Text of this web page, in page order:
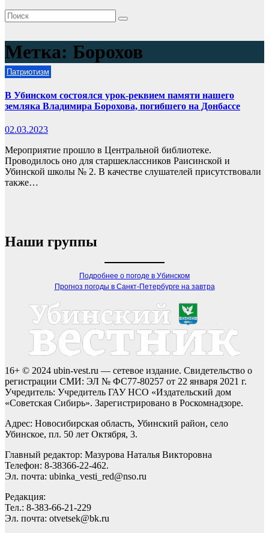
Метка: Борохов
Патриотизм
В Убинском состоялся урок-реквием памяти нашего
земляка Владимира Борохова, погибшего на Донбассе
02.03.2023
Мероприятие прошло в Центральной библиотеке.
Проводилось оно для старшеклассников Раисинской и
Убинской школы № 2. В качестве слушателей присутствовали
также…
Наши группы
Подробнее о погоде в Убинском
Прогноз погоды в Санкт-Петербурге на завтра
16+ © 2024 ubin-vest.ru — сетевое издание. Свидетельство о
регистрации СМИ: ЭЛ № ФС77-80257 от 22 января 2021 г.
Учредитель: Учредитель ГАУ НСО «Издательский дом
«Советская Сибирь». Зарегистрировано в Роскомнадзоре.
Адрес: Новосибирская область, Убинский район, село
Убинское, пл. 50 лет Октября, 3.
Главный редактор: Мазурова Наталья Викторовна
Телефон: 8-38366-22-462.
Эл. почта: ubinka_vesti_red@nso.ru
Редакция:
Тел.: 8-383-66-21-229
Эл. почта: otvetsek@bk.ru